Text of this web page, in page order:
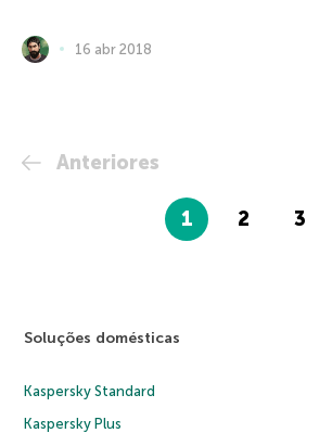
16 abr 2018
Anteriores
1 2 3
Soluções domésticas
Kaspersky Standard
Kaspersky Plus